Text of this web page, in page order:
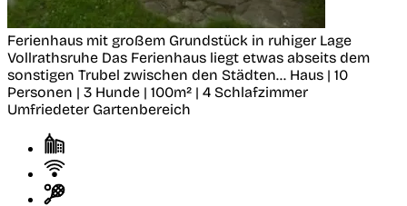
Ferienhaus mit großem Grundstück in ruhiger Lage
Vollrathsruhe Das Ferienhaus liegt etwas abseits dem
sonstigen Trubel zwischen den Städten... Haus | 10
Personen | 3 Hunde | 100m² | 4 Schlafzimmer
Umfriedeter Gartenbereich